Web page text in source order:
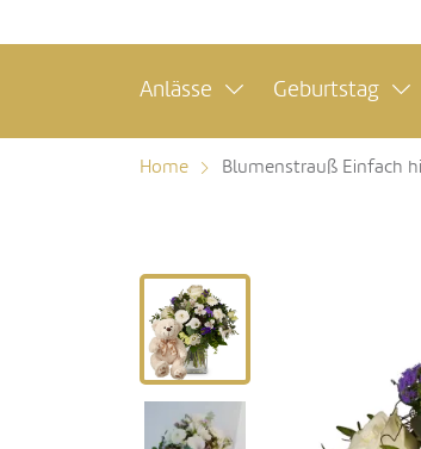
Anlässe Geburtstag
Home Blumenstrauß Einfach